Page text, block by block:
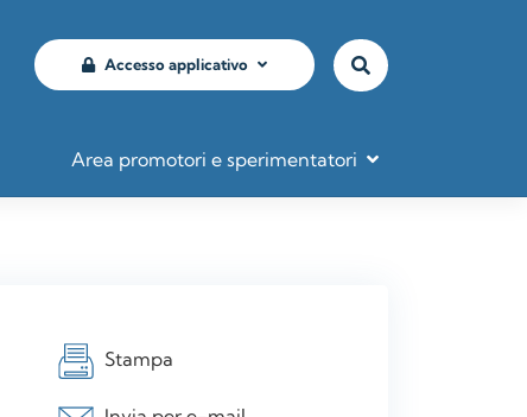
Accesso applicativo
Area promotori e sperimentatori
Stampa